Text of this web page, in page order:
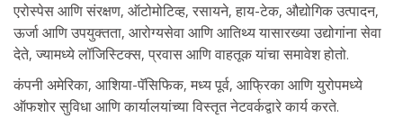
एरोस्पेस आणि संरक्षण, ऑटोमोटिव्ह, रसायने, हाय-टेक, औद्योगिक उत्पादन,
ऊर्जा आणि उपयुक्तता, आरोग्यसेवा आणि आतिथ्य यासारख्या उद्योगांना सेवा
देते, ज्यामध्ये लॉजिस्टिक्स, प्रवास आणि वाहतूक यांचा समावेश होतो.
कंपनी अमेरिका, आशिया-पॅसिफिक, मध्य पूर्व, आफ्रिका आणि युरोपमध्ये
ऑफशोर सुविधा आणि कार्यालयांच्या विस्तृत नेटवर्कद्वारे कार्य करते.